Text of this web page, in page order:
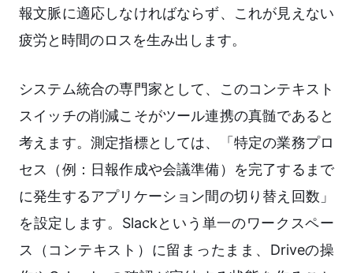
報文脈に適応しなければならず、これが見えない
疲労と時間のロスを生み出します。
システム統合の専門家として、このコンテキスト
スイッチの削減こそがツール連携の真髄であると
考えます。測定指標としては、「特定の業務プロ
セス（例：日報作成や会議準備）を完了するまで
に発生するアプリケーション間の切り替え回数」
を設定します。Slackという単一のワークスペー
ス（コンテキスト）に留まったまま、Driveの操